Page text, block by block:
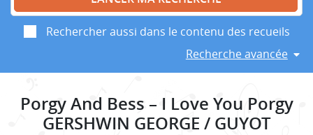
Rechercher aussi dans le contenu des recueils
Recherche avancée
Porgy And Bess – I Love You Porgy
GERSHWIN GEORGE / GUYOT